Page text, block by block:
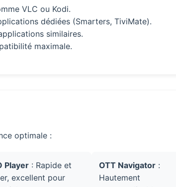
VLC ou Kodi.
dédiées (Smarters, TiviMate).
similaires.
maximale.
optimale :
Player : Rapide et
excellent pour
OTT Navigator:
Hautement